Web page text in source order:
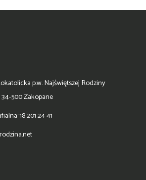
p.w. Najświętszej Rodziny
500 Zakopane
18 201 24 41